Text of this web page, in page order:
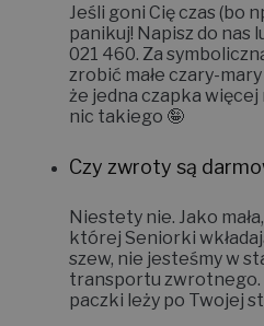
Jeśli goni Cię czas (bo
panikuj! Napisz do nas
021 460. Za
zrobić małe czary-mary
że jedna czapka
nic takiego 🤪
Czy zwroty są
Niestety nie. Jako
której Seniorki
szew, nie jesteśmy w
transportu zwrotnego.
paczki leży po Twojej